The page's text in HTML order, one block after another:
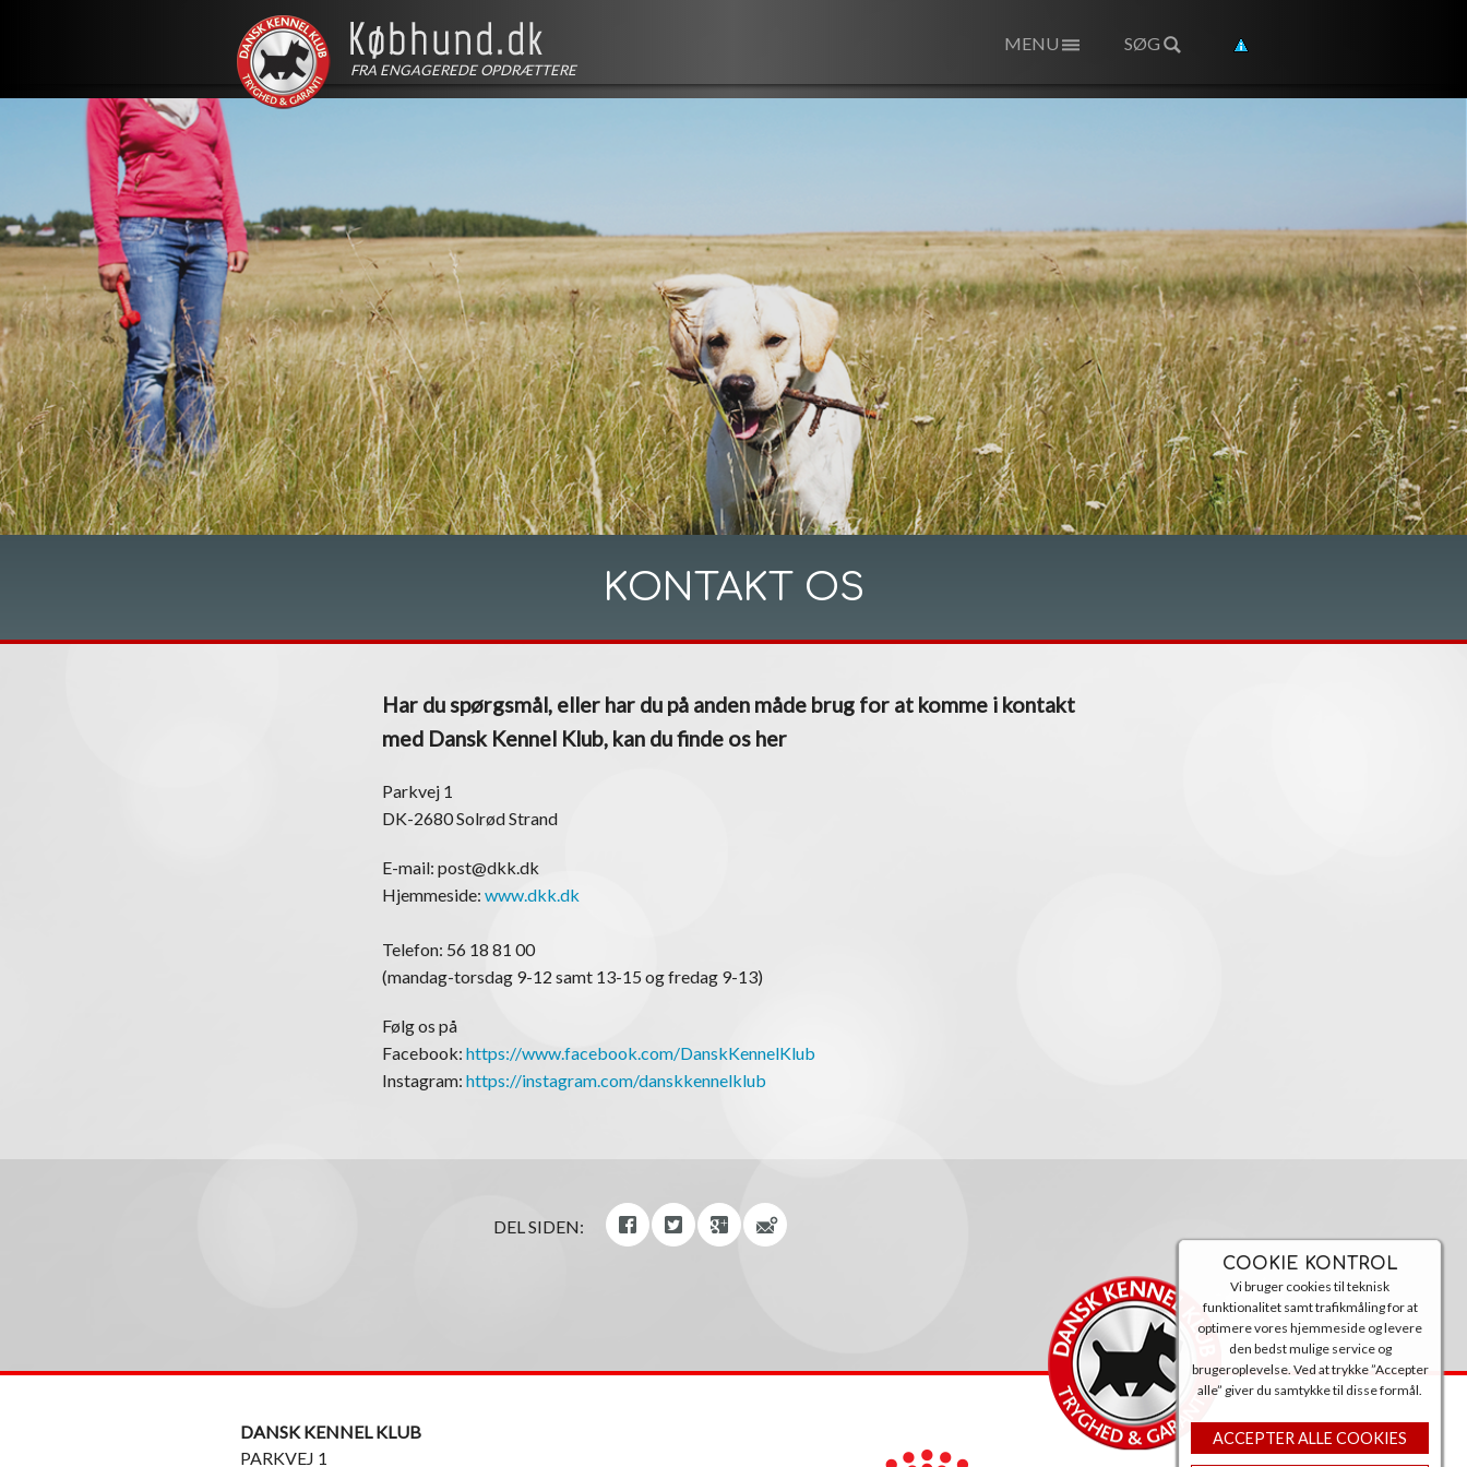
FRA ENGAGEREDE OPDRÆTTERE
SØG
MENU
COOKIE KONTROL
Vi bruger cookies til teknisk
funktionalitet samt trafikmåling for at
optimere vores hjemmeside og levere
den bedst mulige service og
brugeroplevelse. Ved at trykke ”Accepter
alle” giver du samtykke til disse formål.
ACCEPTER ALLE COOKIES
KONTAKT OS
Har du spørgsmål, eller har du på anden måde brug for at komme i kontakt
med Dansk Kennel Klub, kan du finde os her
Parkvej 1
DK-2680 Solrød Strand
E-mail: post@dkk.dk
Hjemmeside: www.dkk.dk
Telefon: 56 18 81 00
(mandag-torsdag 9-12 samt 13-15 og fredag 9-13)
Følg os på
Facebook: https://www.facebook.com/DanskKennelKlub
Instagram: https://instagram.com/danskkennelklub
DEL SIDEN:
DANSK KENNEL KLUB
PARKVEJ 1